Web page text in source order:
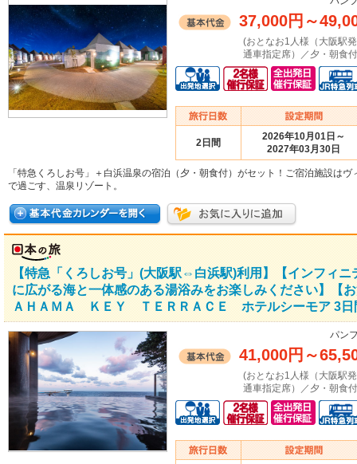
37,000円 ～
(おとなお1人様（大阪駅
通車指定席）／夕・朝食
2日間
2026年10月01日～
2027年03月30日
「特急くろしお号」＋白浜温泉の宿泊（夕・朝食付）がセット！ご宿泊施設はヴ
で過ごす、温泉リゾート。
【特急「くろしお号」(大阪駅⇔白浜駅)利用】【インフィニ
に広がる海と一体感のある湯浴みをお楽しみください】
ＡＨＡＭＡ ＫＥＹ ＴＥＲＲＡＣＥ ホテルシーモア 3日
パン
41,000円 ～
(おとなお1人様（大阪駅
通車指定席）／夕・朝食